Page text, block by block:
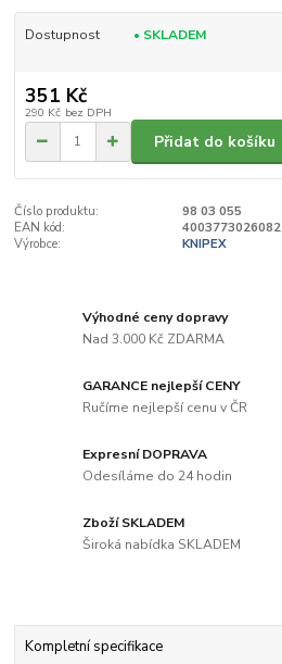
Dostupnost • SKLADEM
351 Kč
290 Kč bez DPH
Přidat do košíku
Číslo produktu:
98 03 055
EAN kód:
4003773026082
Výrobce:
KNIPEX
Výhodné ceny dopravy
Nad 3.000 Kč ZDARMA
GARANCE nejlepší CENY
Ručíme nejlepší cenu v ČR
Expresní DOPRAVA
Odesíláme do 24 hodin
Zboží SKLADEM
Široká nabídka SKLADEM
Kompletní specifikace